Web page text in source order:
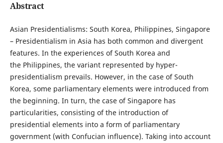
Abstract
Asian Presidentialisms: South Korea, Philippines, Singapore
– Presidentialism in Asia has both common and divergent
features. In the experiences of South Korea and
the Philippines, the variant represented by hyper-
presidentialism prevails. However, in the case of South
Korea, some parliamentary elements were introduced from
the beginning. In turn, the case of Singapore has
particularities, consisting of the introduction of
presidential elements into a form of parliamentary
government (with Confucian influence). Taking into account